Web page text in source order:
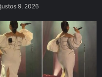
9, 2026